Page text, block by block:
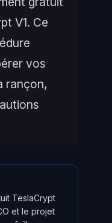
V1. Ce
vos
rançon,
TeslaCrypt
et le projet